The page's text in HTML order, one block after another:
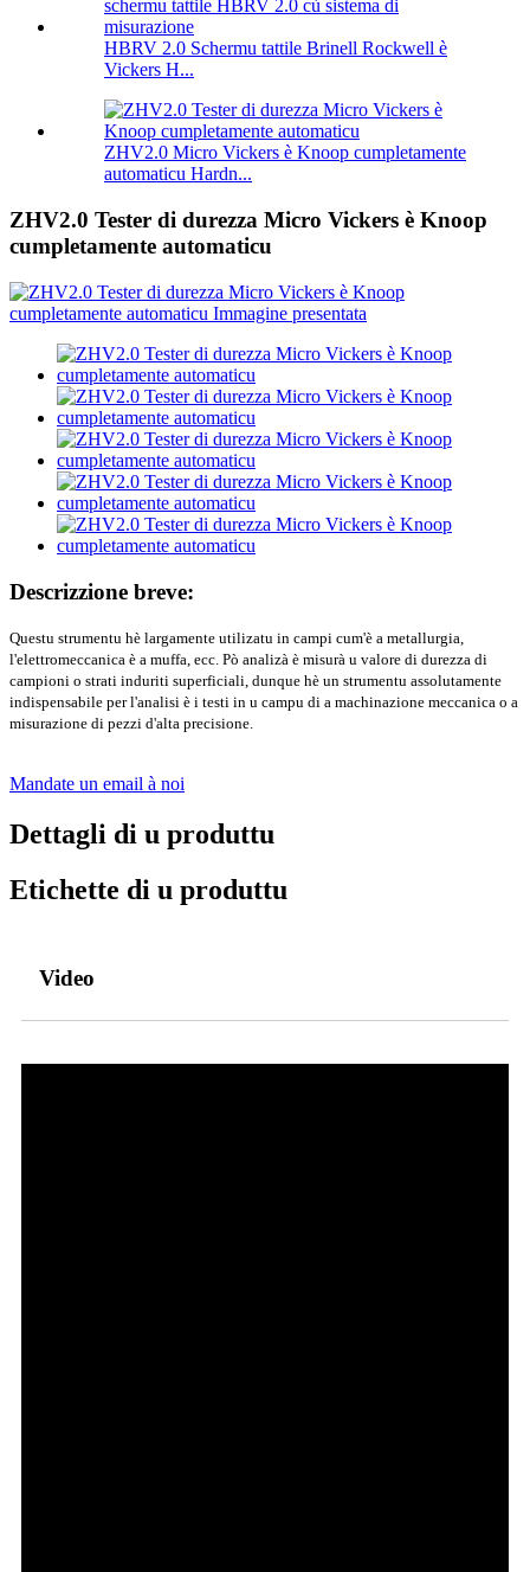
HBRV 2.0 Schermu tattile Brinell Rockwell è
Vickers H...
ZHV2.0 Micro Vickers è Knoop cumpletamente
automaticu Hardn...
ZHV2.0 Tester di durezza Micro Vickers è Knoop
cumpletamente automaticu
Descrizzione breve:
Questu strumentu hè largamente utilizatu in campi cum'è a metallurgia,
l'elettromeccanica è a muffa, ecc. Pò analizà è misurà u valore di durezza di
campioni o strati induriti superficiali, dunque hè un strumentu assolutamente
indispensabile per l'analisi è i testi in u campu di a machinazione meccanica o a
misurazione di pezzi d'alta precisione.
Mandate un email à noi
Dettagli di u produttu
Etichette di u produttu
Video